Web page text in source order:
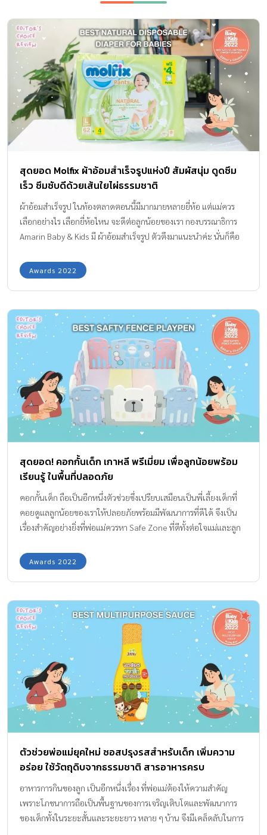
สุดยอด Molfix ผ้าอ้อมสำเร็จรูปแห่งปี สัมผัสนุ่ม ดูดซึม
เร็ว ซึมซับดีด้วยเส้นใยไผ่ธรรมชาติ
ผ้าอ้อมสำเร็จรูป ในท้องตลาดตอนนี้มีมากมายหลายยี่ห้อ แต่แม่ควร
เลือกอย่างไร เลือกยี่ห้อไหน จะดีต่อลูกน้อยของเรา กองบรรณาธิการ
Amarin Baby & Kids มี ผ้าอ้อมสำเร็จรูป ตัวตึงมาแนะนำค่ะ นั่นก็คือ
ด้วยเส้นใยไผ่ธรรมชาติ และมีรูระบายของเหลวกว่า 5,000 รู (size NB,
S ) และแผ่นสัมผัสรูปคลื่น (size M, L, XL, XXL, XXXL) ขอบอกว่าตัวนี้
ผ้าอ้อมสำเร็จรูป เลือกอย่างไรเพื่อลูกน้อยใส่สบายตลอดวัน การเลือก
ซื้อและเลือกใช้ผลิตภัณฑ์ผ้าอ้อมสำเร็จรูปสำหรับเด็ก คุณแม่สามารถ
เลือกได้ตามลักษณะการนำไปใช้งาน และเลือกโดยพิจารณาจากน้ำ
หนักตัวของเด็ก ทั้งนี้ควรตระหนักความปลอดภัย ความสะดวก ความ
เหมาะสม และความคุ้มค่าของผลิตภัณฑ์ก่อนตัดสินใจเลือกซื้อ เลือก
ใช้ด้วย 1. ควรเลือกผลิตภัณฑ์ผ้าอ้อมเด็กที่ทำจากวัสดุที่มีการซึมซับได้
ดีและเป็นมิตรต่อสิ่งแวดล้อม 2. ควรเลือกผ้าอ้อมเด็กให้เหมาะสมกับ
อายุและรูปร่างของเด็กเพื่อการสวมใส่ที่สะดวกสบายและไม่อึดอัด 3.
หลีกเลี่ยงผลิตภัณฑ์ผ้าอ้อมเด็กที่ใช้สารที่อาจทำให้เกิดการแพ้หรือ
ระคายเคืองได้ง่าย เช่น น้ำหอม สี หรือกาว […]
Awards 2022
สุดยอด! คอกกั้นเด็ก เกาหลี พรีเมี่ยม เพื่อลูกน้อยพร้อม
เรียนรู้ ในพื้นที่ปลอดภัย
คอกกั้นเด็ก ถือเป็นอีกหนึ่งตัวช่วยซึ่งเปรียบเสมือนเป็นพี่เลี้ยงเด็กที่
คอยดูแลลูกน้อยของเราให้ปลอยภัยพร้อมมีพัฒนาการที่ดีได้ จึงเป็น
เรื่องสำคัญอย่างยิ่งที่พ่อแม่ควรหา Safe Zone ที่ดีทั้งต่อใจแม่และลูก
Awards 2022
ตัวช่วยพ่อแม่ยุคใหม่ ซอสปรุงรสสำหรับเด็ก เพิ่มความ
อร่อย ใช้วัตถุดิบจากธรรมชาติ สารอาหารครบ
อาหารการกินของลูก เป็นอีกหนึ่งเรื่อง ที่พ่อแม่ต้องให้ความสำคัญ
เพราะโภชนาการถือเป็นพื้นฐานของการเจริญเติบโตและพัฒนาการ
ของเด็กทั้งในระยะสั้นและระยะยาว หลาย ๆ บ้าน จึงมีเคล็ดลับในการ